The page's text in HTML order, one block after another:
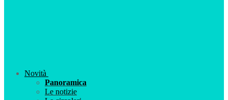
Novità
Panoramica
Le notizie